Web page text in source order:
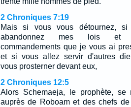
2 Chroniques 7:19
Mais si vous vous détournez, si
abandonnez mes lois et
commandements que je vous ai
et si vous allez servir d'autres
vous prosterner devant eux,
2 Chroniques 12:5
Alors Schemaeja, le prophète, se
auprès de Roboam et des chefs de